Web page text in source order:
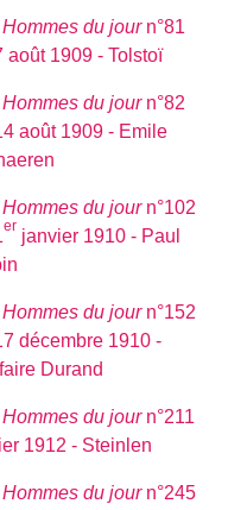
du journ°81
août 1909 - Tolstoï
du journ°82
août 1909 - Emile
du journ°102
er
janvier 1910 - Paul
du journ°152
décembre 1910 -
Durand
du journ°211
1912 - Steinlen
du journ°245